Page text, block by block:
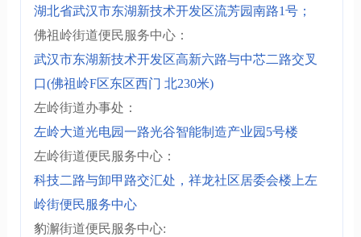
湖北省武汉市东湖新技术开发区流芳园南路1号；
佛祖岭街道便民服务中心：
武汉市东湖新技术开发区高新六路与中芯二路交叉
口(佛祖岭F区东区西门 北230米)
左岭街道办事处：
左岭大道光电园一路光谷智能制造产业园5号楼
左岭街道便民服务中心：
科技二路与卸甲路交汇处，祥龙社区居委会楼上左
岭街便民服务中心
豹澥街道便民服务中心: